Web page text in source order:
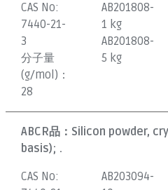
CAS No:
7440-21-
3
分子量
(g/mol)：
28
AB201808-
1 kg
AB201808-
5 kg
ABCR品： Silicon powder,
basis); .
CAS No:
AB203094-